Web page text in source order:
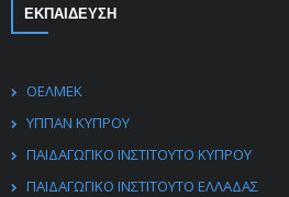
ΕΚΠΑΙΔΕΥΣΗ
ΟΕΛΜΕΚ
ΥΠΠΑΝ ΚΥΠΡΟΥ
ΠΑΙΔΑΓΩΓΙΚΟ ΙΝΣΤΙΤΟΥΤΟ ΚΥΠΡΟΥ
ΠΑΙΔΑΓΩΓΙΚΟ ΙΝΣΤΙΤΟΥΤΟ ΕΛΛΑΔΑΣ